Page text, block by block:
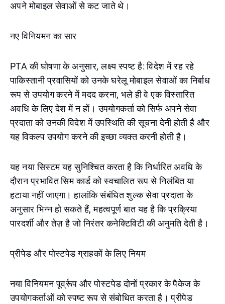
अपने मोबाइल सेवाओं से कट जाते थे।
नए विनियमन का सार
PTA की घोषणा के अनुसार, लक्ष्य स्पष्ट है: विदेश में रह रहे
पाकिस्तानी प्रवासियों को उनके घरेलू मोबाइल सेवाओं का निर्बाध
रूप से उपयोग करने में मदद करना, भले ही वे एक विस्तारित
अवधि के लिए देश में न हों। उपयोगकर्ता को सिर्फ अपने सेवा
प्रदाता को उनकी विदेश में उपस्थिति की सूचना देनी होती है और
यह विकल्प उपयोग करने की इच्छा व्यक्त करनी होती है।
यह नया सिस्टम यह सुनिश्चित करता है कि निर्धारित अवधि के
दौरान प्रभावित सिम कार्ड को स्वचालित रूप से निलंबित या
हटाया नहीं जाएगा। हालांकि संबंधित शुल्क सेवा प्रदाता के
अनुसार भिन्न हो सकते हैं, महत्वपूर्ण बात यह है कि प्रक्रिया
पारदर्शी और तेज़ है जो निरंतर कनेक्टिविटी की अनुमति देती है।
प्रीपेड और पोस्टपेड ग्राहकों के लिए नियम
नया विनियमन पूर्व्रूप और पोस्टपेड दोनों प्रकार के पैकेज के
उपयोगकर्ताओं को स्पष्ट रूप से संबोधित करता है। प्रीपेड